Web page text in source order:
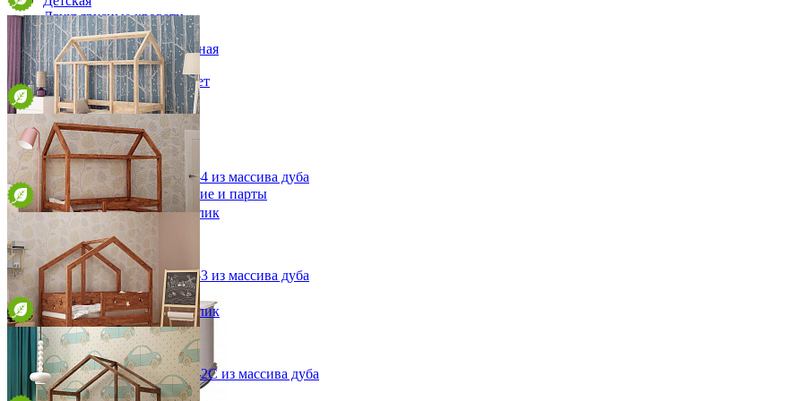
Двухъярусные кровати
Декор в детскую
Детская Вилия-М модульная
Детские гарнитуры
Детские кровати до 3-х лет
Детские кровати от 3 лет
Комоды классические
Комоды пеленальные
Кровати домики
Полки детские
Стеллажи детские
Столы письменные детские и парты
Тумбы для детей
Шведская стенка
Шкафы детские
Ящики и короба
Кровать-домик детская Оттава-4 из массива дуба
от 104 145 ₽
В корзину Быстро купить в 1 клик
Кровать-домик детская Оттава-3 из массива дуба
от 94 900 ₽
В корзину Быстро купить в 1 клик
Кровать-домик детская Оттава-2С из массива дуба
от 88 204 ₽